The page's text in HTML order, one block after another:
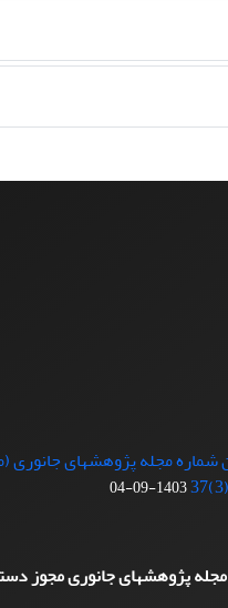
شماره مجله پژوهشهای
1403-09-04
پژوهشهای جانوری مجوز